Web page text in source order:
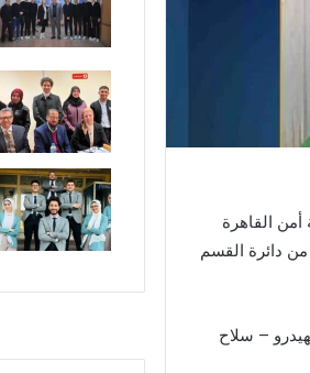
أمن القاهرة
دائرة القسم
– 5 كيلو جرام لمخدر الهيدرو – سلاح